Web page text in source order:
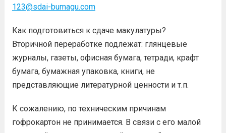
123@sdai-bumagu.com
Как подготовиться к сдаче макулатуры?
Вторичной переработке подлежат: глянцевые
журналы, газеты, офисная бумага, тетради, крафт
бумага, бумажная упаковка, книги, не
представляющие литературной ценности и т.п.
К сожалению, по техническим причинам
гофрокартон не принимается. В связи с его малой